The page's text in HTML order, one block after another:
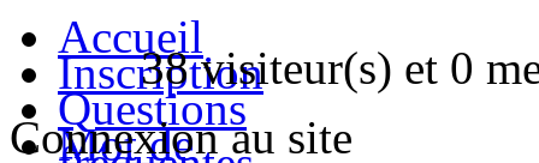
38 visiteur(s) et 0
Accueil
Inscription
Questions
Mot de
Connexion au site